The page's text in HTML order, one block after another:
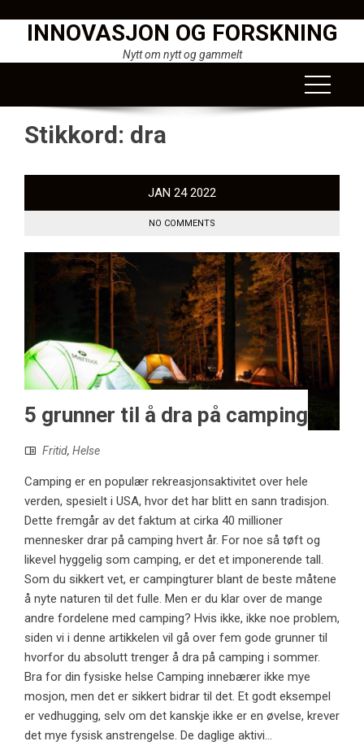
INNOVASJON OG FORSKNING
Nytt om nytt og gammelt
Stikkord: dra
JAN 24 2022
NO COMMENTS
5 grunner til å dra på camping
Fritid, Helse
Camping er en populær rekreasjonsaktivitet over hele
verden, spesielt i USA, hvor det har blitt en sann tradisjon.
Dette fremgår av det faktum at cirka 40 millioner
mennesker drar på camping hvert år. For noe så tøft og
likevel hyggelig som camping, er det et imponerende tall.
Som du sikkert vet, er campingturer blant de beste måtene
å nyte naturen til det fulle. Men er du klar over de mange
andre fordelene med camping? Hvis ikke, ikke noe problem,
siden vi i denne artikkelen vil gå over fem gode grunner til
hvorfor du absolutt trenger å dra på camping i sommer.
Bra for din fysiske helse Camping innebærer ikke mye
mosjon, men det er sikkert bidrar til det. Et godt eksempel
er vedhugging, selv om det kanskje ikke er en øvelse, krever
det mye fysisk anstrengelse. De daglige aktivi...